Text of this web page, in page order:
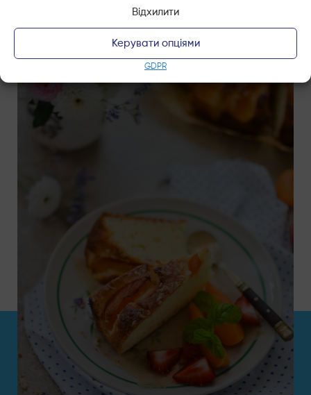
Відхилити
Керувати опціями
GDPR